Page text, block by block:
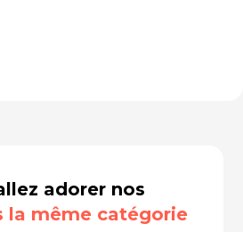
adorer nos
la même catégorie